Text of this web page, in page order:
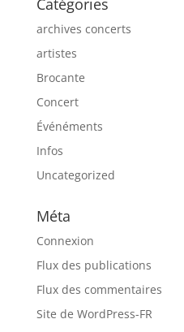
archives concerts
artistes
Brocante
Concert
Événéments
Infos
Uncategorized
Méta
Connexion
Flux des publications
Flux des commentaires
Site de WordPress-FR